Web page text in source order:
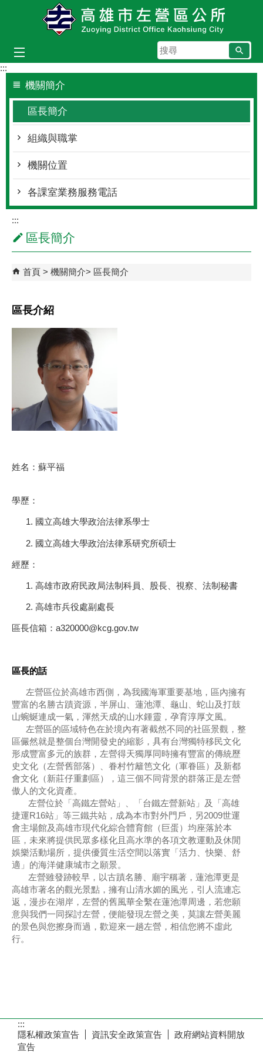
跳到主要內容區塊
搜
尋
:::
機關簡介
區長簡介
組織與職掌
機關位置
各課室業務服務電話
:::
區長簡介
首頁 機關簡介 區長簡介
區長介紹
姓名：蘇平福
學歷：
國立高雄大學政治法律系學士
國立高雄大學政治法律系研究所碩士
經歷：
高雄市政府民政局法制科員、股長、視察、法制秘書
高雄市兵役處副處長
區長信箱：a320000@kcg.gov.tw
區長的話
左營區位於高雄市西側，為我國海軍重要基地，區內擁有
豐富的名勝古蹟資源，半屏山、蓮池潭、龜山、蛇山及打鼓
山蜿蜒連成一氣，渾然天成的山水鍾靈，孕育淳厚文風。
左營區的區域特色在於境內有著截然不同的社區景觀，整
區儼然就是整個台灣開發史的縮影，具有台灣獨特移民文化
形成豐富多元的族群，左營得天獨厚同時擁有豐富的傳統歷
史文化（左營舊部落）、眷村竹籬笆文化（軍眷區）及新都
會文化（新莊仔重劃區），這三個不同背景的群落正是左營
傲人的文化資產。
左營位於「高鐵左營站」、「台鐵左營新站」及「高雄
捷運R16站」等三鐵共站，成為本市對外門戶，另2009世運
會主場館及高雄市現代化綜合體育館（巨蛋）均座落於本
區，未來將提供民眾多樣化且高水準的各項文教運動及休閒
娛樂活動場所，提供優質生活空間以落實「活力、快樂、舒
適」的海洋健康城市之願景。
左營雖發跡較早，以古蹟名勝、廟宇稱著，蓮池潭更是
高雄市著名的觀光景點，擁有山清水媚的風光，引人流連忘
返，漫步在湖岸，左營的舊風華全繫在蓮池潭周邊，若您願
意與我們一同探討左營，便能發現左營之美，莫讓左營美麗
的景色與您擦身而過，歡迎來一趟左營，相信您將不虛此
行。
:::
隱私權政策宣告
資訊安全政策宣告
政府網站資料開放
宣告